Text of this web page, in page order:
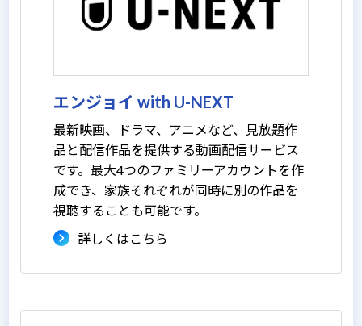
エンジョイ with U-NEXT
最新映画、ドラマ、アニメなど、見放題作
品と配信作品を提供する動画配信サービス
です。最大4つのファミリーアカウントを作
成でき、家族それぞれが同時に別の作品を
視聴することも可能です。
詳しくはこちら